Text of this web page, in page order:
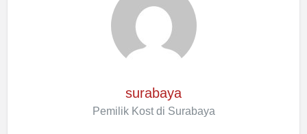
surabaya
Pemilik Kost di Surabaya